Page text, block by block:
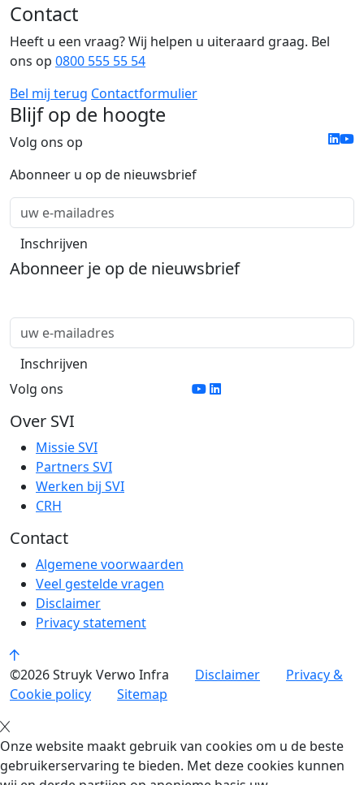
Contact
Heeft u een vraag? Wij helpen u uiteraard graag. Bel
ons op 0800 555 55 54
Bel mij terug Contactformulier
Blijf op de hoogte
Volg ons op
Abonneer u op de nieuwsbrief
Abonneer je op de nieuwsbrief
Volg ons
Over SVI
Missie SVI
Partners SVI
Werken bij SVI
CRH
Contact
Algemene voorwaarden
Veel gestelde vragen
Disclaimer
Privacy statement
©2026 Struyk Verwo Infra Disclaimer
Privacy &
Cookie policy
Sitemap
Onze website maakt gebruik van cookies om u de beste
gebruikerservaring te bieden. Met deze cookies kunnen